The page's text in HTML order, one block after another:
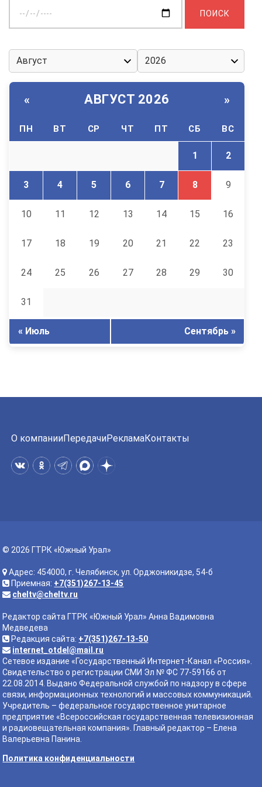
дату:
« АВГУСТ 2026 »
ПН ВТ СР ЧТ ПТ СБ ВС
1 2
3 4 5 6 7 8 9
10 11 12 13 14 15 16
17 18 19 20 21 22 23
24 25 26 27 28 29 30
31
« Июль Сентябрь »
О компанииПередачиРекламаКонтакты
© 2026 ГТРК «Южный Урал»
Адрес: 454000, г. Челябинск, ул. Орджоникидзе, 54-б
Приемная: +7(351)267-13-45
cheltv@cheltv.ru
Редактор сайта ГТРК «Южный Урал» Анна Вадимовна
Медведева
Редакция сайта: +7(351)267-13-50
internet_otdel@mail.ru
Сетевое издание «Государственный Интернет-Канал «Россия».
Свидетельство о регистрации СМИ Эл № ФС 77-59166 от
22.08.2014. Выдано Федеральной службой по надзору в сфере
связи, информационных технологий и массовых коммуникаций.
Учредитель – федеральное государственное унитарное
предприятие «Всероссийская государственная телевизионная
и радиовещательная компания». Главный редактор – Елена
Валерьевна Панина.
Политика конфиденциальности